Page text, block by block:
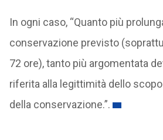
In ogni caso, “Quanto più
conservazione previsto
72 ore), tanto più argomentata
riferita alla legittimità dello
della conservazione.”.